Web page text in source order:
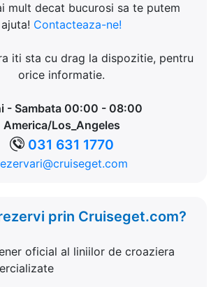
mult decat bucurosi sa te putem
ajuta! Contacteaza-ne!
iti sta cu drag la dispozitie, pentru
orice informatie.
- Sambata 00:00 - 08:00
America/Los_Angeles
031 631 1770
prin Cruiseget.com?
oficial al liniilor de croaziera